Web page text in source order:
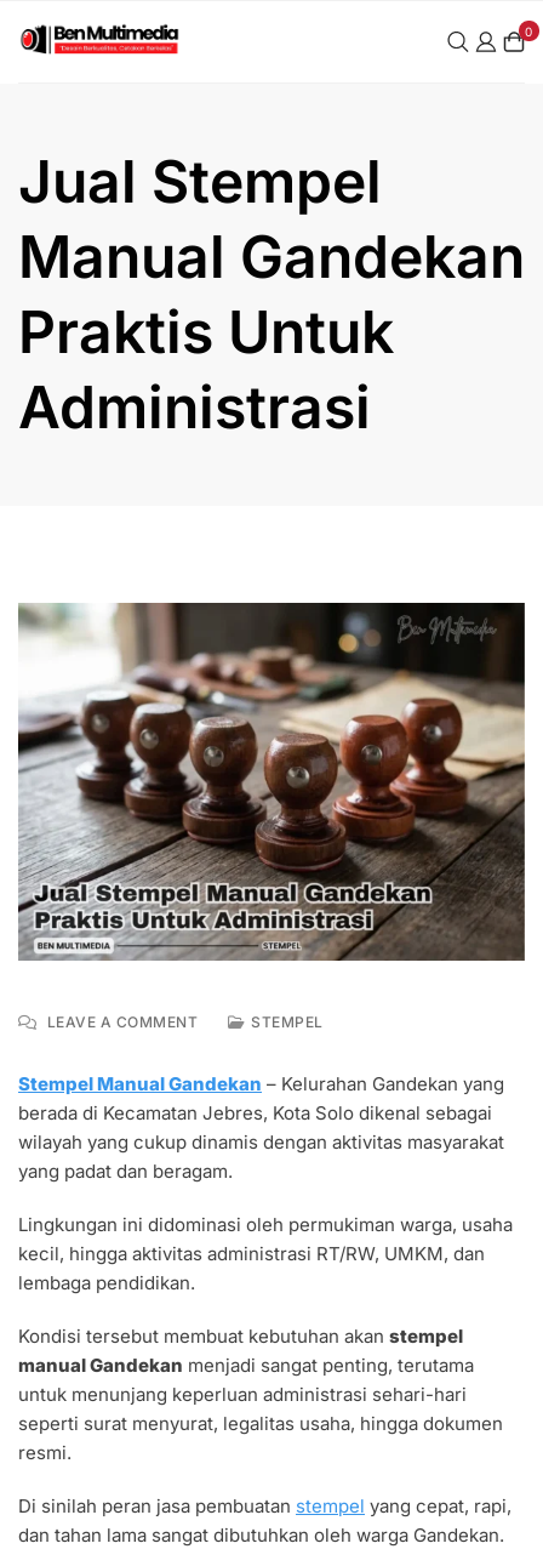
0
Jual Stempel
Manual Gandekan
Praktis Untuk
Administrasi
LEAVE A COMMENTON
MANUAL
GANDEKAN
PRAKTIS
ADMINISTRASI
STEMPEL
Stempel Manual Gandekan – Kelurahan Gandekan yang
berada di Kecamatan Jebres, Kota Solo dikenal sebagai
wilayah yang cukup dinamis dengan aktivitas masyarakat
yang padat dan beragam.
Lingkungan ini didominasi oleh permukiman warga, usaha
kecil, hingga aktivitas administrasi RT/RW, UMKM, dan
lembaga pendidikan.
Kondisi tersebut membuat kebutuhan akan stempel
manual Gandekan menjadi sangat penting, terutama
untuk menunjang keperluan administrasi sehari-hari
seperti surat menyurat, legalitas usaha, hingga dokumen
resmi.
Di sinilah peran jasa pembuatan stempel yang cepat, rapi,
dan tahan lama sangat dibutuhkan oleh warga Gandekan.